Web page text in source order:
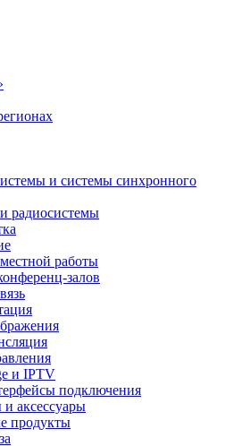
и системы синхронного
радиосистемы
работы
залов
и IPTV
подключения
аксессуары
продукты